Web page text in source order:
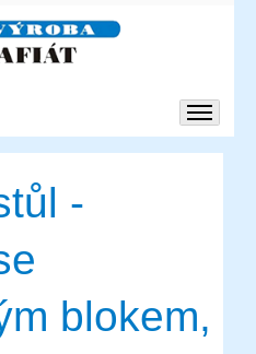
-
blokem,